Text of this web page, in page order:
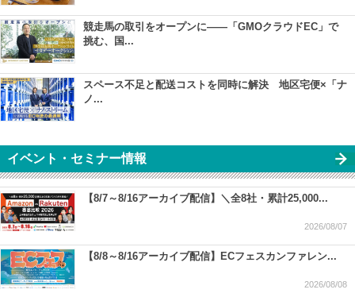
競走馬の取引をオープンに――「GMOクラウドEC」で
挑む、国...
スペース不足と配送コストを同時に解決 地区宅便×「ナ
ノ...
イベント・セミナー情報
【8/7～8/16アーカイブ配信】＼全8社・累計25,000...
2026/08/07
【8/8～8/16アーカイブ配信】ECフェスカンファレン...
2026/08/08